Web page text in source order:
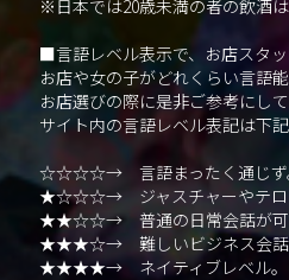
※日本では20歳未満の者の飲酒
■言語レベル表示で、お店スタ
お店や女の子がどれくらい言語
お店選びの際に是非ご参考にして
サイト内の言語レベル表記は下記
☆☆☆☆→ 言語まったく通じず
★☆☆☆→ ジャスチャーやテロッ
★★☆☆→ 普通の日常会話が可
★★★☆→ 難しいビジネス会話が
★★★★→ ネイティブレベル。